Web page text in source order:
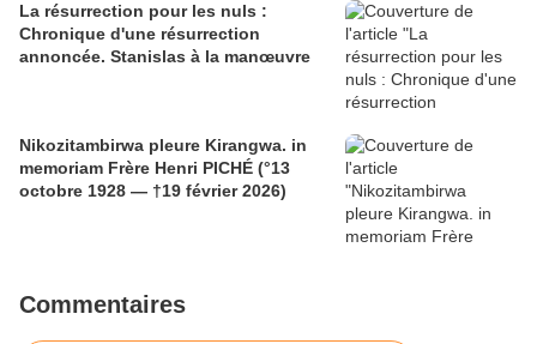
La résurrection pour les nuls :
Chronique d'une résurrection
annoncée. Stanislas à la manœuvre
Nikozitambirwa pleure Kirangwa. in
memoriam Frère Henri PICHÉ (°13
octobre 1928 — †19 février 2026)
Commentaires